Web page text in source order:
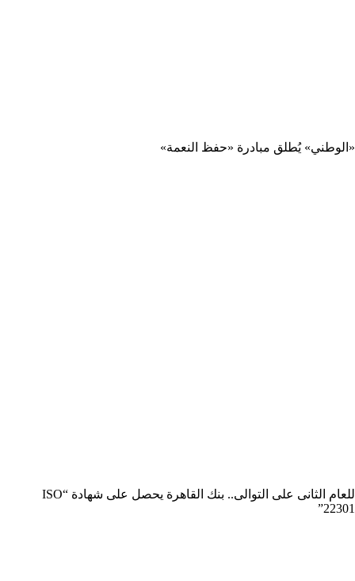
«الوطني» يُطلق مبادرة «حفظ النعمة»
للعام الثانى على التوالى.. بنك القاهرة يحصل على شهادة “ISO
22301”